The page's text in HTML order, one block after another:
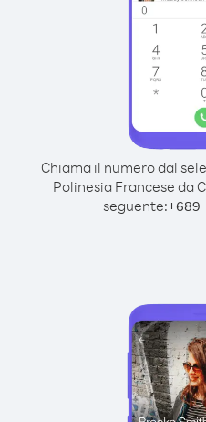
Chiama il numero dal
Polinesia Francese da
seguente:+689